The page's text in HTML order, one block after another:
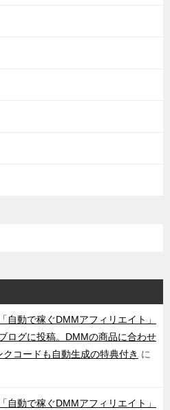
自動で稼ぐDMMアフィリエイト」
ログに投稿。DMMの商品に合わせ
コードも自動生成の特典付き に
自動で稼ぐDMMアフィリエイト」